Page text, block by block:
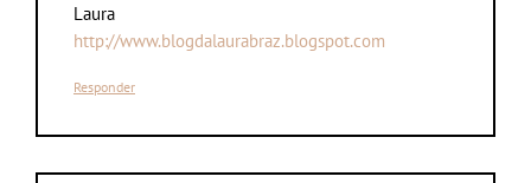
Laura
http://www.blogdalaurabraz.blogspot.com
Responder